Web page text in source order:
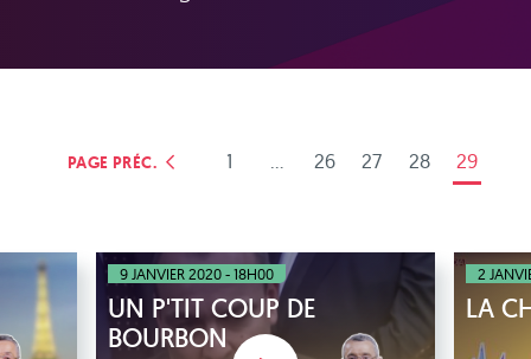
PAGE PRÉC. 1 26 27 28 29
9 JANVIER 2020 - 18H00
UN P'TIT COUP DE
BOURBON
2
LA